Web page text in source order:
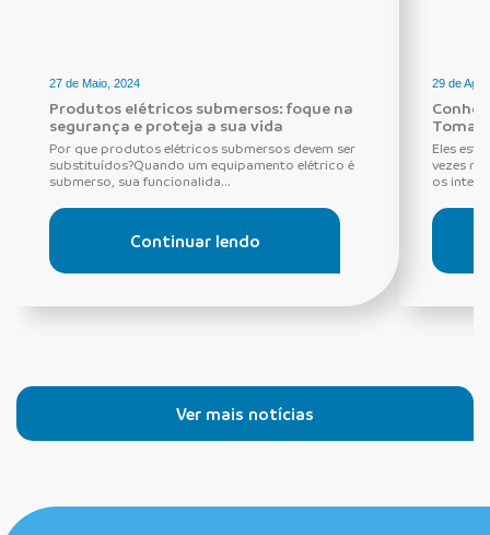
27 de Maio, 2024
Produtos elétricos submersos: foque na
segurança e proteja a sua vida
Por que produtos elétricos submersos devem ser
substituídos?Quando um equipamento elétrico é
submerso, sua funcionalida...
Continuar lendo
29 de
Eles
vezes
os
Ver mais notícias